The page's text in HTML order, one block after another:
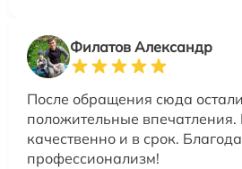
Филатов Александр
После обращения сюда
положительные
качественно и в срок.
профессионализм!